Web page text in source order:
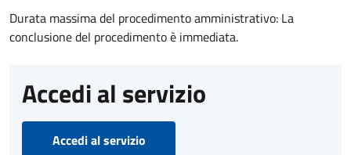
Durata massima del procedimento amministrativo: La
conclusione del procedimento è immediata.
Accedi al servizio
Accedi al servizio